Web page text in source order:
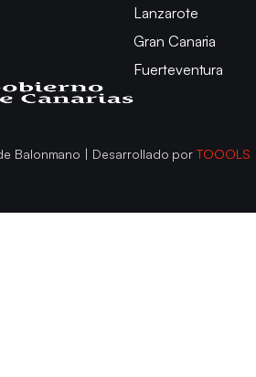
Lanzarote
Gran Canaria
Fuerteventura
Balonmano | Desarrollado porTOOOLS